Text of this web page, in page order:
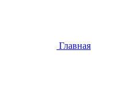
Главная